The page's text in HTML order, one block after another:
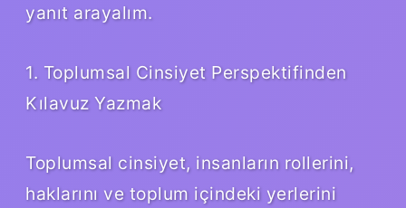
yanıt arayalım.
1. Toplumsal Cinsiyet Perspektifinden
Kılavuz Yazmak
Toplumsal cinsiyet, insanların rollerini,
haklarını ve toplum içindeki yerlerini